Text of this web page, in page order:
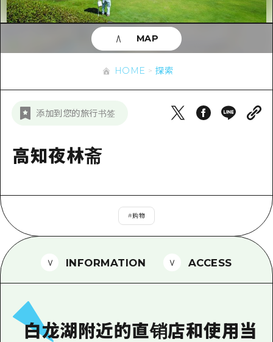
骑自行车
购物
运动
夜晚生活
标准
治愈
安艺
答对了
宫岛周边
短途旅行
1晚2天
2晚3天
答對了
美北
东山口
爱媛
岛根
有用的信息
列表
超值的游览门票
广岛免费无线上网
常见问题解答
新闻
HOME 探索
添加到您的旅行书签
高知夜林斋
#购物
MAP
INFORMATION ACCESS
白龙湖附近的直销店和使用当